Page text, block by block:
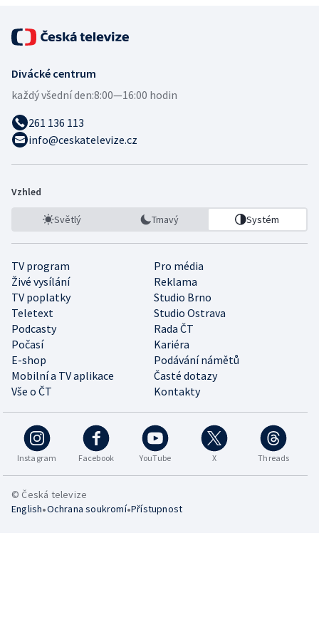
Divácké centrum
každý všední den:8:00—16:00 hodin
261 136 113
info@ceskatelevize.cz
Vzhled
Světlý Tmavý Systém
TV program
Pro média
Živé vysílání
Reklama
TV poplatky
Studio Brno
Teletext
Studio Ostrava
Podcasty
Rada ČT
Počasí
Kariéra
E-shop
Podávání námětů
Mobilní a TV aplikace
Časté dotazy
Vše o ČT
Kontakty
Instagram Facebook YouTube X Threads
© Česká televize
English•Ochrana soukromí•Přístupnost